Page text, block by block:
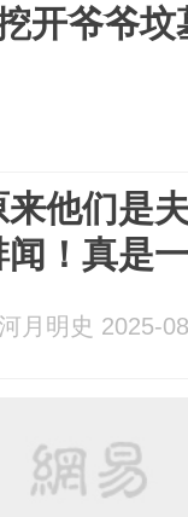
开爷爷坟
来他们是
闻！真是
月明史 2025-